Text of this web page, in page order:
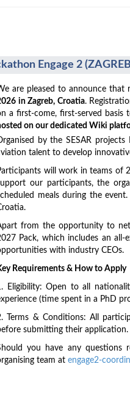
Engage 2
are pleased to announce
in Zagreb, Croatia.
a first-come, first-served basis
on our dedicated Wiki
by the SESAR
talent to develop
will work in teams of
our participants, the
meals during the
from the opportunity to
Pack, which includes an all-
with industry CEOs.
Requirements & How to Apply
Eligibility: Open to all
(time spent in a PhD
Terms & Conditions: All
submitting their application.
you have any questions
team at engage2-